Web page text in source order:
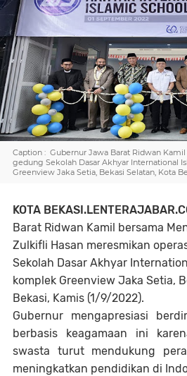
Caption : Gubernur Jawa Barat Ridwan
gedung Sekolah Dasar Akhyar International
Greenview Jaka Setia, Bekasi Selatan, Kota
KOTA
Barat Ridwan Kamil bersama
Zulkifli Hasan meresmikan
Sekolah Dasar Akhyar
komplek Greenview Jaka Setia,
Bekasi, Kamis (1/9/2022).
Gubernur mengapresiasi
berbasis keagamaan ini
swasta turut mendukung
meningkatkan pendidikan di